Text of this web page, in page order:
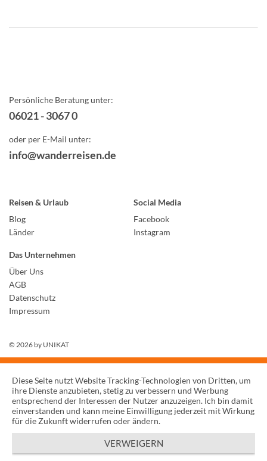
Persönliche Beratung unter:
06021 - 3067 0
oder per E-Mail unter:
info@wanderreisen.de
Reisen & Urlaub
Blog
Länder
Social Media
Facebook
Instagram
Das Unternehmen
Über Uns
AGB
Datenschutz
Impressum
© 2026 by UNIKAT
Diese Seite nutzt Website Tracking-Technologien von Dritten, um
ihre Dienste anzubieten, stetig zu verbessern und Werbung
entsprechend der Interessen der Nutzer anzuzeigen. Ich bin damit
einverstanden und kann meine Einwilligung jederzeit mit Wirkung
für die Zukunft widerrufen oder ändern.
VERWEIGERN